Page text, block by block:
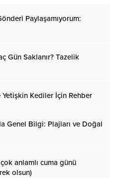
Paylaşamıyorum:
Gün Saklanır? Tazelik
Yetişkin Kediler İçin Rehber
Genel Bilgi: Plajları ve Doğal
anlamlı cuma günü
olsun)